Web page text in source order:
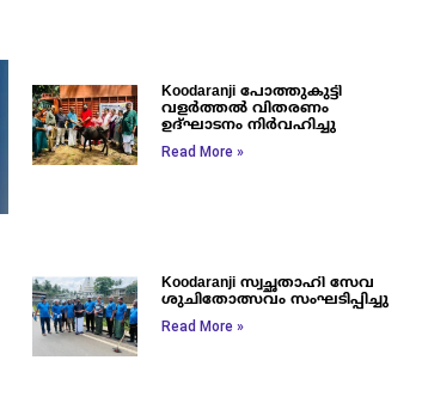
Koodaranji പോത്തുകുട്ടി
വളർത്തൽ വിതരണം
ഉദ്ഘാടനം നിർവഹിച്ചു
Read More »
Koodaranji സ്വച്ഛതാഹി സേവ
ശുചിതോത്സവം സംഘടിപ്പിച്ചു
Read More »